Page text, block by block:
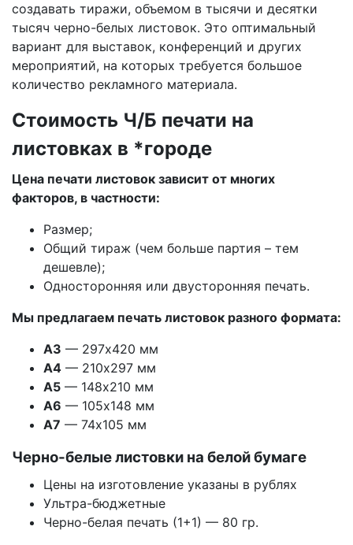
создавать тиражи, объемом в тысячи и десятки
тысяч черно-белых листовок. Это оптимальный
вариант для выставок, конференций и других
мероприятий, на которых требуется большое
количество рекламного материала.
Стоимость Ч/Б печати на
листовках в *городе
Цена печати листовок зависит от многих
факторов, в частности:
Размер;
Общий тираж (чем больше партия – тем
дешевле);
Односторонняя или двусторонняя печать.
Мы предлагаем печать листовок разного формата:
А3 — 297х420 мм
А4 — 210х297 мм
А5 — 148х210 мм
А6 — 105х148 мм
А7 — 74х105 мм
Черно-белые листовки на белой бумаге
Цены на изготовление указаны в рублях
Ультра-бюджетные
Черно-белая печать (1+1) — 80 гр.